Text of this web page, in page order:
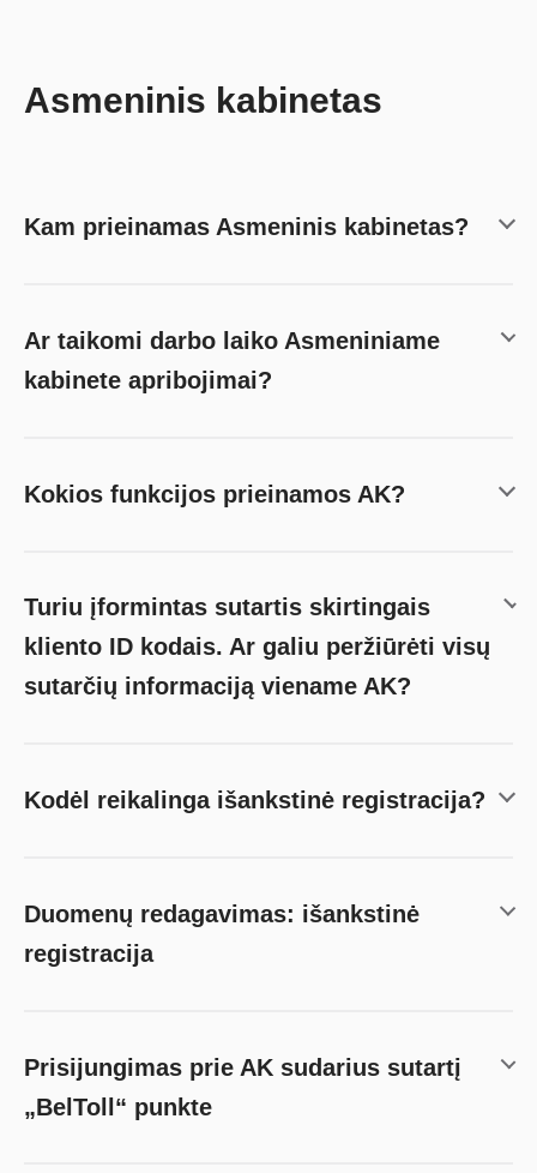
Asmeninis kabinetas
Kam prieinamas Asmeninis kabinetas?
Ar taikomi darbo laiko Asmeniniame
kabinete apribojimai?
Kokios funkcijos prieinamos AK?
Turiu įformintas sutartis skirtingais
kliento ID kodais. Ar galiu peržiūrėti visų
sutarčių informaciją viename AK?
Kodėl reikalinga išankstinė registracija?
Duomenų redagavimas: išankstinė
registracija
Prisijungimas prie AK sudarius sutartį
„BelToll“ punkte